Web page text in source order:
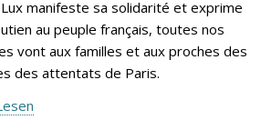
manifeste sa solidarité et exprime
au peuple français, toutes nos
vont aux familles et aux proches des
des attentats de Paris.